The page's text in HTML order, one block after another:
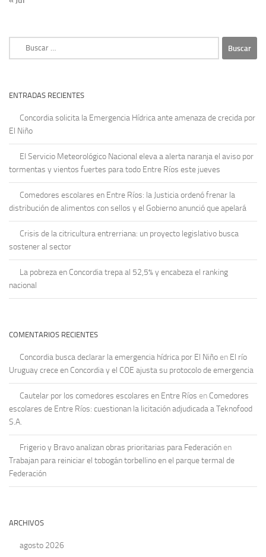
ENTRADAS RECIENTES
Concordia solicita la Emergencia Hídrica ante amenaza de crecida por
El Niño
El Servicio Meteorológico Nacional eleva a alerta naranja el aviso por
tormentas y vientos fuertes para todo Entre Ríos este jueves
Comedores escolares en Entre Ríos: la Justicia ordenó frenar la
distribución de alimentos con sellos y el Gobierno anunció que apelará
Crisis de la citricultura entrerriana: un proyecto legislativo busca
sostener al sector
La pobreza en Concordia trepa al 52,5% y encabeza el ranking
nacional
COMENTARIOS RECIENTES
Concordia busca declarar la emergencia hídrica por El Niño en El río
Uruguay crece en Concordia y el COE ajusta su protocolo de emergencia
Cautelar por los comedores escolares en Entre Ríos en Comedores
escolares de Entre Ríos: cuestionan la licitación adjudicada a Teknofood
S.A.
Frigerio y Bravo analizan obras prioritarias para Federación en
Trabajan para reiniciar el tobogán torbellino en el parque termal de
Federación
ARCHIVOS
agosto 2026